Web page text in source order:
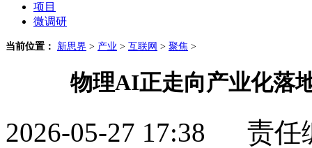
项目
微调研
当前位置： 新思界 > 产业 > 互联网 > 聚焦 >
物理AI正走向产业化落
2026-05-27 17:38 责